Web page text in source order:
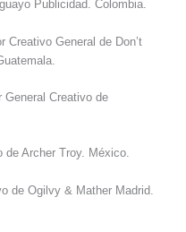
Publicidad. Colombia.
Creativo General de Don’t
General Creativo de
de Archer Troy. México.
de Ogilvy & Mather Madrid.